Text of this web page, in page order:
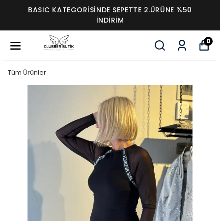
BASIC KATEGORİSİNDE SEPETTE 2.ÜRÜNE %50
İNDİRİM
0
Tüm Ürünler